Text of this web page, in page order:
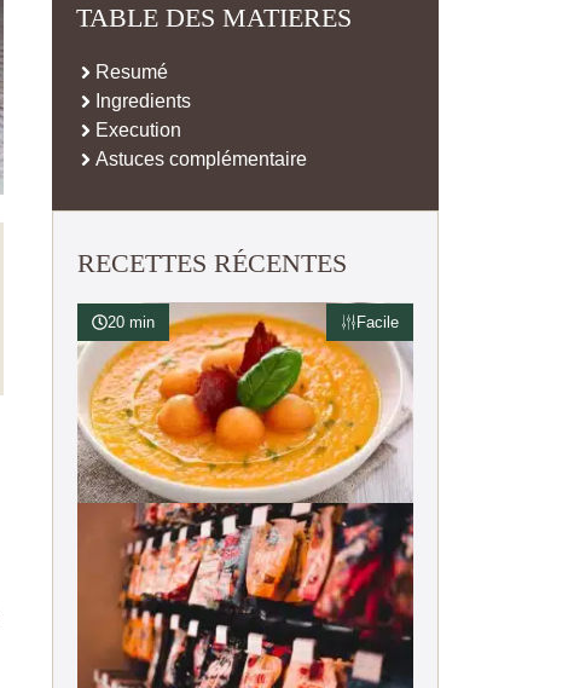
TABLE DES MATIERES
Resumé
Ingredients
Execution
Astuces complémentaire
RECETTES RÉCENTES
20 min Facile
Soupe de melon glacée au basilic